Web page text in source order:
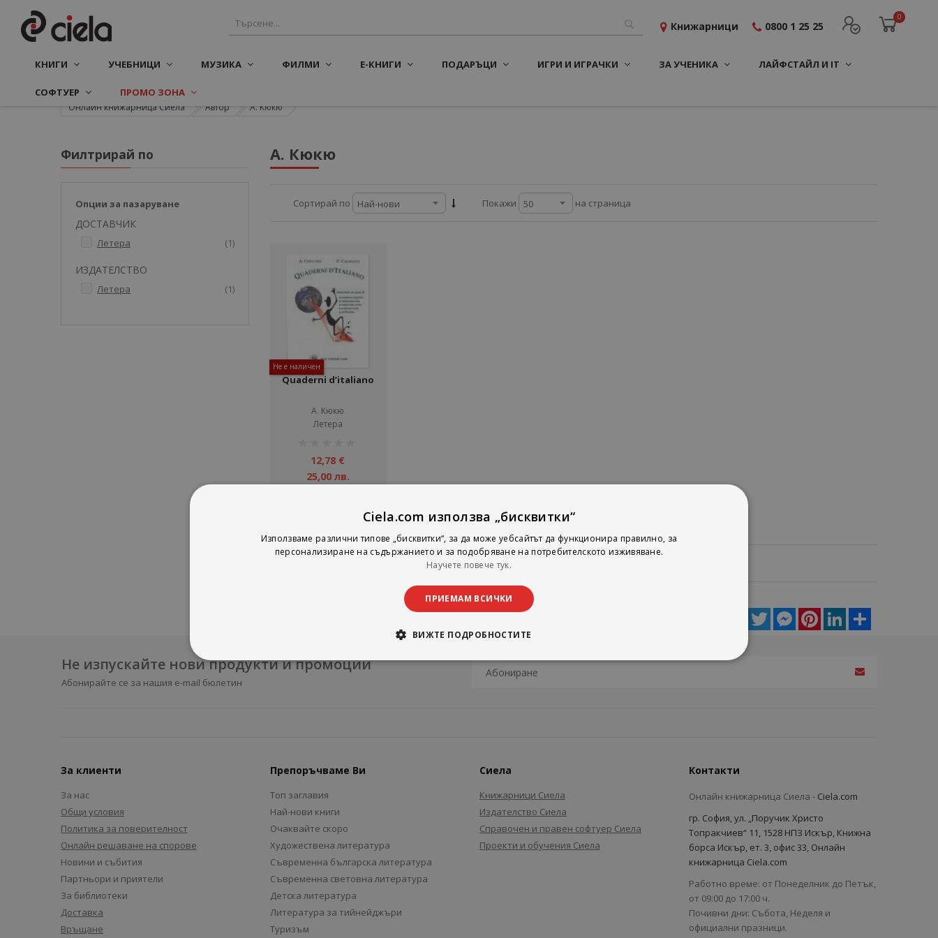
0
Книжарници 0800 1 25 25
КНИГИ УЧЕБНИЦИ МУЗИКА ФИЛМИ Е-КНИГИ ПОДАРЪЦИ ИГРИ И ИГРАЧКИ ЗА УЧЕНИКА ЛАЙФСТАЙЛ И IT
СОФТУЕР ПРОМО ЗОНА
Онлайн книжарница Сиела Автор А. Кюкю
А. Кюкю
Сортирай по Покажи на страница
Не е наличен
Quaderni d’italiano
А. Кюкю
Летера
12,78 €
25,00 лв.
Покажи
Facebook
Twitter MessengerPinterestLinkedIn
Филтрирай по
Опции за пазаруване
ДОСТАВЧИК
Летера 1артикул
ИЗДАТЕЛСТВО
Летера 1артикул
Не изпускайте нови продукти и промоции
Абонирайте се за нашия e-mail бюлетин
За клиенти
За нас
Общи условия
Политика за поверителност
Онлайн решаване на спорове
Новини и събития
Партньори и приятели
За библиотеки
Доставка
Връщане
Препоръчваме Ви
Топ заглавия
Най-нови книги
Очаквайте скоро
Художествена литература
Съвременна българска литература
Съвременна световна литература
Детска литература
Литература за тийнейджъри
Туризъм
Сиела
Книжарници Сиела
Издателство Сиела
Справочен и правен софтуер Сиела
Проекти и обучения Сиела
Контакти
Онлайн книжарница Сиела - Ciela.com
гр. София, ул. „Поручик Христо
Топракчиев“ 11, 1528 НПЗ Искър, Книжна
борса Искър, ет. 3, офис 33, Онлайн
книжарница Ciela.com
Работно време: от Понеделник до Петък,
от 09:00 до 17:00 ч.
Почивни дни: Събота, Неделя и
официални празници.
Ciela.com използва „бисквитки“
Използваме различни типове „бисквитки“, за да може уебсайтът да функционира правилно, за
персонализиране на съдържанието и за подобряване на потребителското изживяване.
Научете повече тук.
ПРИЕМАМ ВСИЧКИ
ВИЖТЕ ПОДРОБНОСТИТЕ